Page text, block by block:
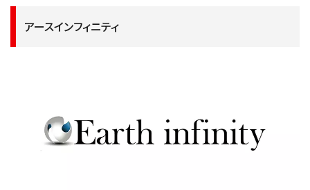
アースインフィニティ